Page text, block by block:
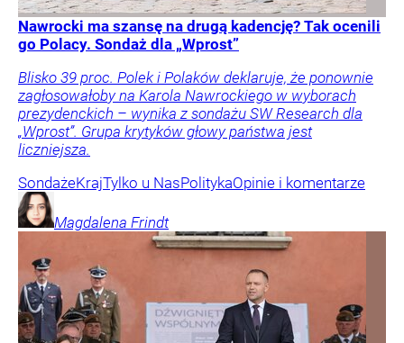
Nawrocki ma szansę na drugą kadencję? Tak ocenili
go Polacy. Sondaż dla „Wprost”
Blisko 39 proc. Polek i Polaków deklaruje, że ponownie
zagłosowałoby na Karola Nawrockiego w wyborach
prezydenckich – wynika z sondażu SW Research dla
„Wprost”. Grupa krytyków głowy państwa jest
liczniejsza.
SondażeKrajTylko u NasPolitykaOpinie i komentarze
Magdalena Frindt